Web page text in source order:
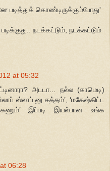
படித்துக் கொண்டிருக்கும்போது'
நடக்கட்டும், நடக்கட்டும்
at 05:32
அடடா... நல்ல (காமெடி)
ஸ்லாப் னு சத்தம்’, ‘மகேஷ்கிட்ட
இப்படி இயல்பான உங்க
06:28